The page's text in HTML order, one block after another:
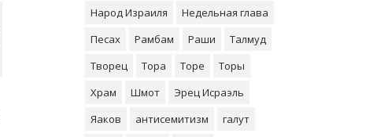
Народ Израиля
Недельная глава
Песах
Рамбам Раши
Талмуд
Творец
Тора Торе
Торы
Храм
Шмот
Эрец Исраэль
Яаков
антисемитизм галут